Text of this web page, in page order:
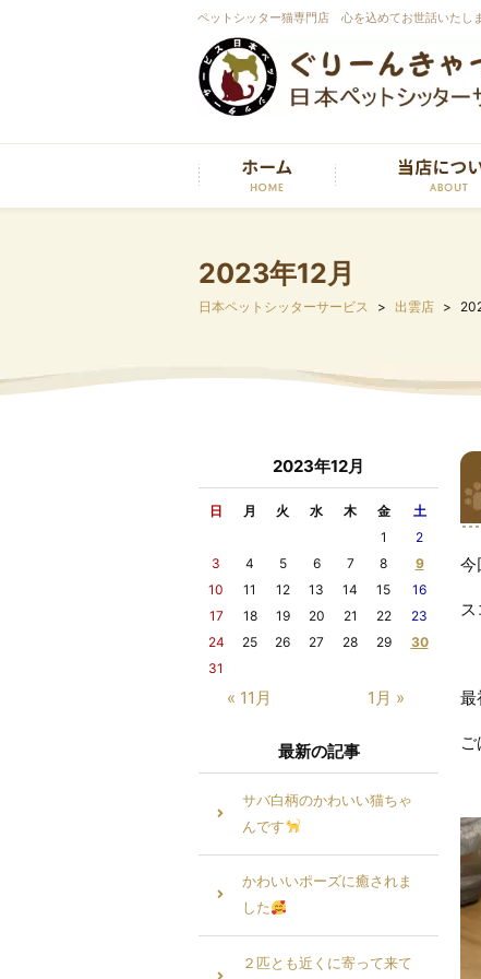
ペットシッター猫専門店 心を込めてお世話いたし
2023年12月
日本ペットシッターサービス 出雲店
今
最
2023年12月
日 月 火 水 木 金 土
« 11月 1月 »
1
2
3
4 5 6 7 8
9
10
11 12 13 14 15
16
17
18 19 20 21 22
23
24
25 26 27 28 29
30
31
最新の記事
サバ白柄のかわいい猫ちゃ
んです
かわいいポーズに癒されま
した
２匹とも近くに寄って来て